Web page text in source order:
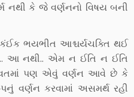
નથી કે જે વર્ણનનો વિષય બની
ભયભીત આશ્ચર્યચક્તિ થઈ
આ નથી.. એમ ન ઈતિ ન ઈતિ
પણ એવું વર્ણન આવે છે કે
વર્ણન કરવામાં અસમર્થ રહી